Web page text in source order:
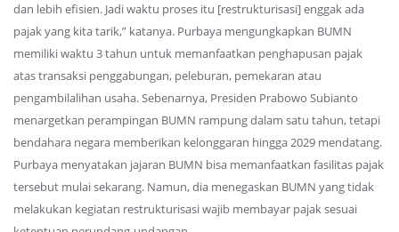
dan lebih efisien. Jadi waktu proses itu [restrukturisasi] enggak ada
pajak yang kita tarik,” katanya. Purbaya mengungkapkan BUMN
memiliki waktu 3 tahun untuk memanfaatkan penghapusan pajak
atas transaksi penggabungan, peleburan, pemekaran atau
pengambilalihan usaha. Sebenarnya, Presiden Prabowo Subianto
menargetkan perampingan BUMN rampung dalam satu tahun, tetapi
bendahara negara memberikan kelonggaran hingga 2029 mendatang.
Purbaya menyatakan jajaran BUMN bisa memanfaatkan fasilitas pajak
tersebut mulai sekarang. Namun, dia menegaskan BUMN yang tidak
melakukan kegiatan restrukturisasi wajib membayar pajak sesuai